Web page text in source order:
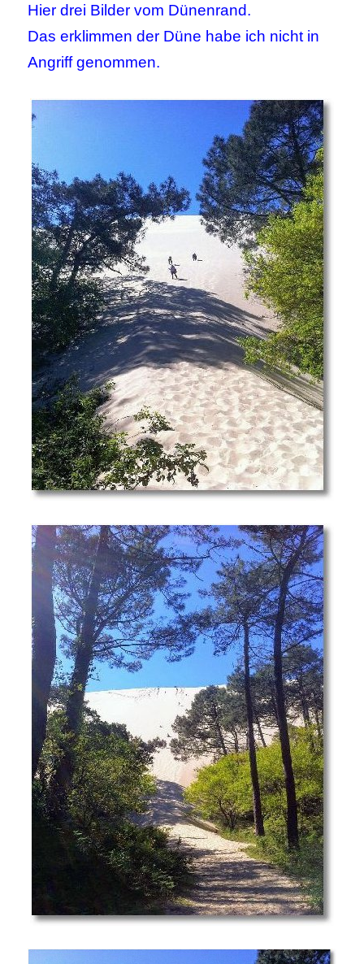
Hier drei Bilder vom Dünenrand.
Das erklimmen der Düne habe ich nicht in
Angriff genommen.